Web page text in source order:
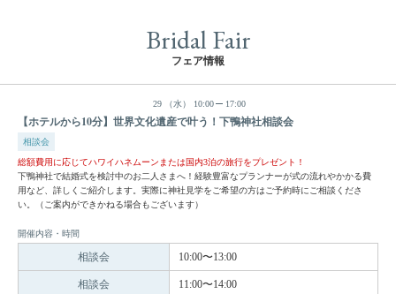
Bridal Fair
フェア情報
29 （水） 10:00 17:00
【ホテルから10分】世界文化遺産で叶う！下鴨神社相談会
相談会
総額費用に応じてハワイハネムーンまたは国内3泊の旅行をプレゼント！
下鴨神社で結婚式を検討中のお二人さまへ！経験豊富なプランナーが式の流れやかかる費
用など、詳しくご紹介します。実際に神社見学をご希望の方はご予約時にご相談くださ
い。（ご案内ができかねる場合もございます）
開催内容・時間
相談会 10:00〜13:00
相談会 11:00〜14:00